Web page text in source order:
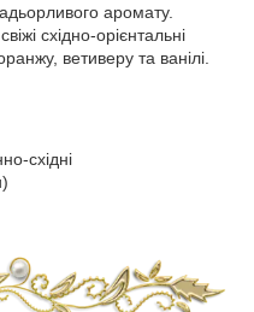
аромату.
східно-орієнтальні
ветиверу та ванілі.
східні